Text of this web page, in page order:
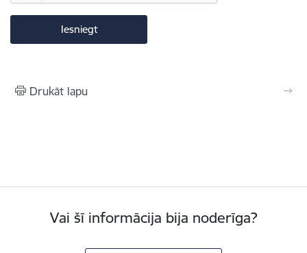
Drukāt lapu
Vai šī informācija bija noderīga?